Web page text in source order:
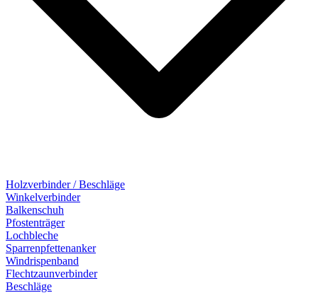
Holzverbinder / Beschläge
Winkelverbinder
Balkenschuh
Pfostenträger
Lochbleche
Sparrenpfettenanker
Windrispenband
Flechtzaunverbinder
Beschläge